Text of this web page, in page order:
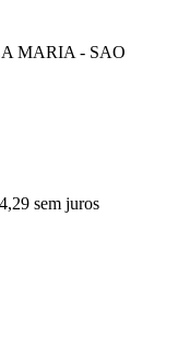
MARIA - SAO
sem juros